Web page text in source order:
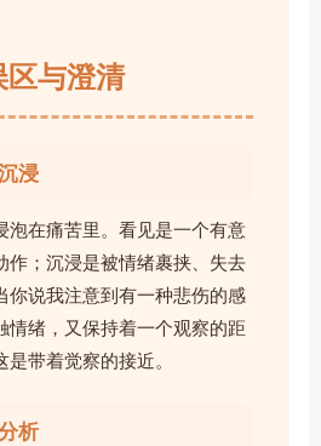
区与澄清
浸
泡在痛苦里。看见是一个有意
作；沉浸是被情绪裹挟、失去
你说我注意到有一种悲伤的感
绪，又保持着一个观察的距
带着觉察的接近。
析